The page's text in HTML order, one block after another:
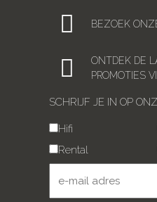
BEZOEK
ONTDEK DE
PROMOTIES
SCHRIJF JE IN OP
Hifi
Rental